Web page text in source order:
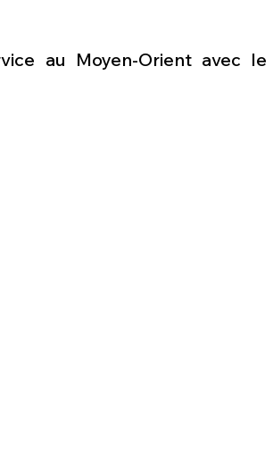
au Moyen-Orient avec